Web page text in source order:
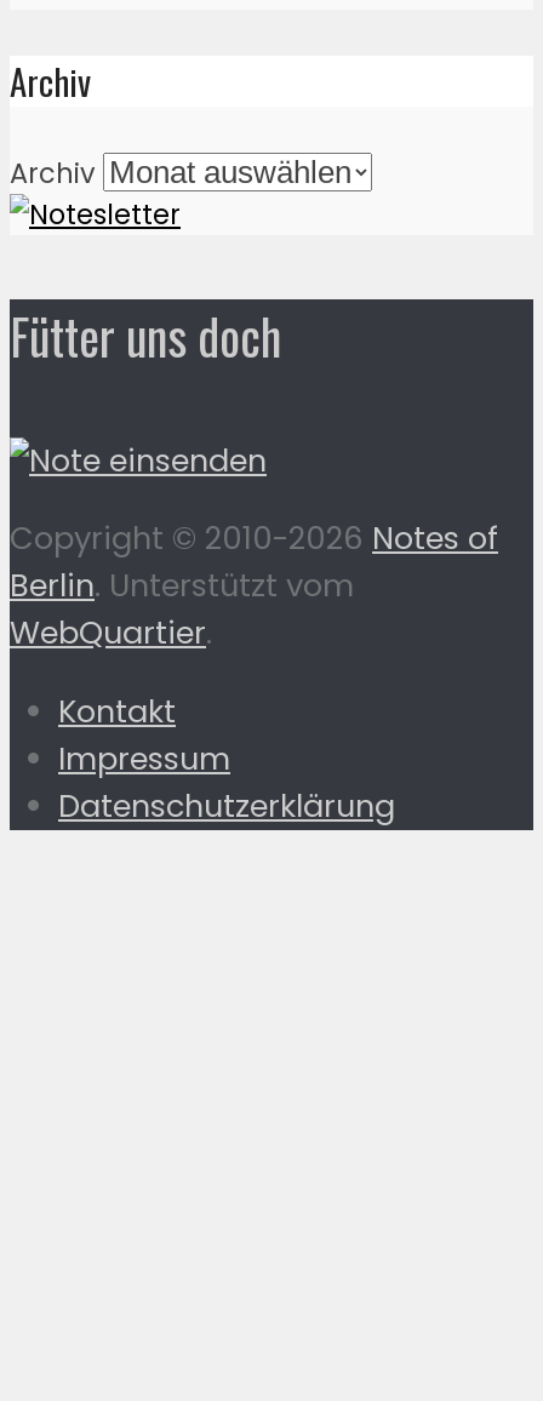
Archiv
Archiv
Fütter uns doch
Copyright © 2010-2026 Notes of
Berlin. Unterstützt vom
WebQuartier.
Kontakt
Impressum
Datenschutzerklärung